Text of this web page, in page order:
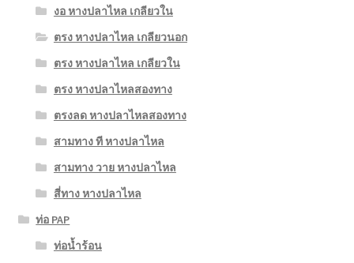
งอ หางปลาไหล เกลียวใน
ตรง หางปลาไหล เกลียวนอก
ตรง หางปลาไหล เกลียวใน
ตรง หางปลาไหลสองทาง
ตรงลด หางปลาไหลสองทาง
สามทาง ที หางปลาไหล
สามทาง วาย หางปลาไหล
สี่ทาง หางปลาไหล
ท่อ PAP
ท่อน้ำร้อน